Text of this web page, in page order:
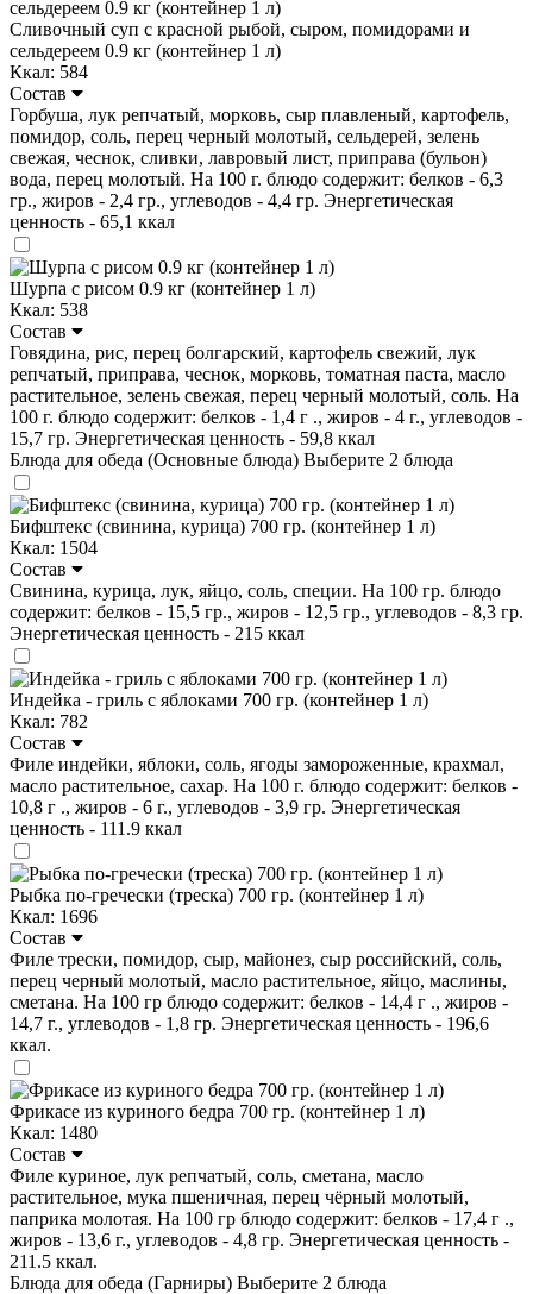
Сливочный суп с красной рыбой, сыром, помидорами и
сельдереем 0.9 кг (контейнер 1 л)
Ккал: 584
Состав
Горбуша, лук репчатый, морковь, сыр плавленый, картофель,
помидор, соль, перец черный молотый, сельдерей, зелень
свежая, чеснок, сливки, лавровый лист, приправа (бульон)
вода, перец молотый. На 100 г. блюдо содержит: белков - 6,3
гр., жиров - 2,4 гр., углеводов - 4,4 гр. Энергетическая
ценность - 65,1 ккал
Шурпа с рисом 0.9 кг (контейнер 1 л)
Ккал: 538
Состав
Говядина, рис, перец болгарский, картофель свежий, лук
репчатый, приправа, чеснок, морковь, томатная паста, масло
растительное, зелень свежая, перец черный молотый, соль. На
100 г. блюдо содержит: белков - 1,4 г ., жиров - 4 г., углеводов -
15,7 гр. Энергетическая ценность - 59,8 ккал
Блюда для обеда (Основные блюда) Выберите 2 блюда
Бифштекс (свинина, курица) 700 гр. (контейнер 1 л)
Ккал: 1504
Состав
Свинина, курица, лук, яйцо, соль, специи. На 100 гр. блюдо
содержит: белков - 15,5 гр., жиров - 12,5 гр., углеводов - 8,3 гр.
Энергетическая ценность - 215 ккал
Индейка - гриль с яблоками 700 гр. (контейнер 1 л)
Ккал: 782
Состав
Филе индейки, яблоки, соль, ягоды замороженные, крахмал,
масло растительное, сахар. На 100 г. блюдо содержит: белков -
10,8 г ., жиров - 6 г., углеводов - 3,9 гр. Энергетическая
ценность - 111.9 ккал
Рыбка по-гречески (треска) 700 гр. (контейнер 1 л)
Ккал: 1696
Состав
Филе трески, помидор, сыр, майонез, сыр российский, соль,
перец черный молотый, масло растительное, яйцо, маслины,
сметана. На 100 гр блюдо содержит: белков - 14,4 г ., жиров -
14,7 г., углеводов - 1,8 гр. Энергетическая ценность - 196,6
ккал.
Фрикасе из куриного бедра 700 гр. (контейнер 1 л)
Ккал: 1480
Состав
Филе куриное, лук репчатый, соль, сметана, масло
растительное, мука пшеничная, перец чёрный молотый,
паприка молотая. На 100 гр блюдо содержит: белков - 17,4 г .,
жиров - 13,6 г., углеводов - 4,8 гр. Энергетическая ценность -
211.5 ккал.
Блюда для обеда (Гарниры) Выберите 2 блюда